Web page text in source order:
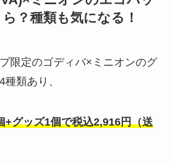
？種類も気になる！
限定のゴディバ×ミニオンのグ
類あり、
+グッズ1個で税込2,916円（送